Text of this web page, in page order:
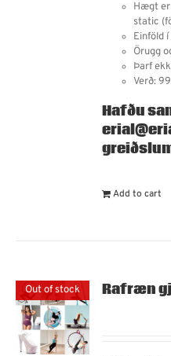
Hægt er
static
Einföld
Örugg
Þarf
Verð:
Hafðu
Add to cart
Out of stock Rafræn